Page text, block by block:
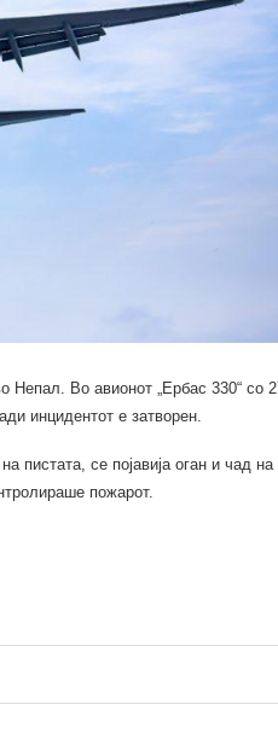
Непал. Во авионот „Ербас 330“ со
инцидентот е затворен.
пистата, се појавија оган и чад на
пожарот.